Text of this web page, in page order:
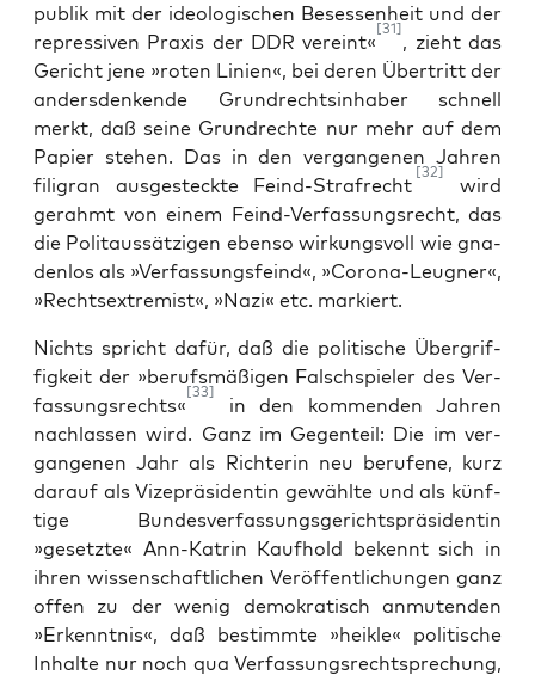
pu­blik mit der ideo­lo­gi­schen Beses­sen­heit und der
repres­si­ven Pra­xis der DDR ver­eint«
[31]
, zieht das
Gericht jene »roten Lini­en«, bei deren Über­tritt der
anders­den­ken­de Grund­rechts­in­ha­ber schnell
merkt, daß sei­ne Grund­rech­te nur mehr auf dem
Papier ste­hen. Das in den ver­gan­ge­nen Jah­ren
fili­gran aus­ge­steck­te Feind-Straf­recht
[32]
wird
gerahmt von einem Feind-Ver­fas­sungs­recht, das
die Polit­aus­sät­zi­gen eben­so wir­kungs­voll wie gna­
den­los als »Ver­fas­sungs­feind«, »Coro­na-Leug­ner«,
»Rechts­extre­mist«, »Nazi« etc. markiert.
Nichts spricht dafür, daß die poli­ti­sche Über­grif­
fig­keit der »berufs­mä­ßi­gen Falsch­spie­ler des Ver­
fas­sungs­rechts«
[33]
in den kom­men­den Jah­ren
nach­las­sen wird. Ganz im Gegen­teil: Die im ver­
gan­ge­nen Jahr als Rich­te­rin neu beru­fe­ne, kurz
dar­auf als Vize­prä­si­den­tin gewähl­te und als künf­
ti­ge Bun­des­ver­fas­sungs­ge­richts­prä­si­den­tin
»gesetz­te« Ann-Kat­rin Kauf­hold bekennt sich in
ihren wis­sen­schaft­li­chen Ver­öf­fent­li­chun­gen ganz
offen zu der wenig demo­kra­tisch anmu­ten­den
»Erkennt­nis«, daß bestimm­te »heik­le« poli­ti­sche
Inhal­te nur noch qua Ver­fas­sungs­recht­spre­chung,